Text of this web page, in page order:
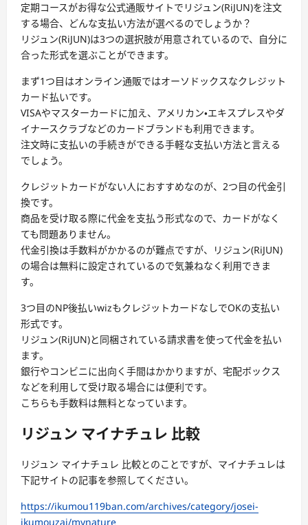
定期コースがお得な公式通販サイトでリジュン(RiJUN)を注文
する場合、どんな支払い方法が選べるのでしょうか？
リジュン(RiJUN)は3つの選択肢が用意されているので、自分に
合った形式を選ぶことができます。
まず1つ目はオンライン通販ではオーソドックスなクレジット
カード払いです。
VISAやマスターカードに加え、アメリカン・エキスプレスやダ
イナースクラブなどのカードブランドも利用できます。
注文時に支払いの手続きができる手軽な支払い方法と言える
でしょう。
クレジットカードがない人におすすめなのが、2つ目の代金引
換です。
商品を受け取る際に代金を支払う形式なので、カードがなく
ても問題ありません。
代金引換は手数料がかかるのが難点ですが、リジュン(RiJUN)
の場合は無料に設定されているので気兼ねなく利用できま
す。
3つ目のNP後払いwizもクレジットカードなしでOKの支払い
形式です。
リジュン(RiJUN)と同梱されている請求書を使って代金を払い
ます。
銀行やコンビニに出向く手間はかかりますが、宅配ボックス
などを利用して受け取る場合には便利です。
こちらも手数料は無料となっています。
リジュン マイナチュレ 比較
リジュン マイナチュレ 比較とのことですが、マイナチュレは
下記サイトの記事を参照してください。
https://ikumou119ban.com/archives/category/josei-
ikumouzai/mynature